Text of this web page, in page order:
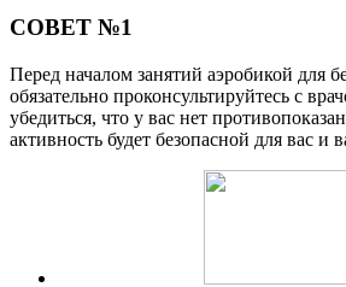
СОВЕТ №1
Перед началом занятий аэробикой для
обязательно проконсультируйтесь с
убедиться, что у вас нет
активность будет безопасной для вас и